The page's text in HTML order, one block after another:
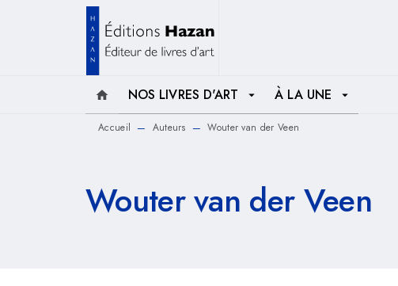
MENU RECHERCHE
home NOS LIVRES D'ART arrow_drop_down À LA UNE arrow_drop_down
Accueil — Auteurs — Wouter van der Veen
Wouter van der Veen